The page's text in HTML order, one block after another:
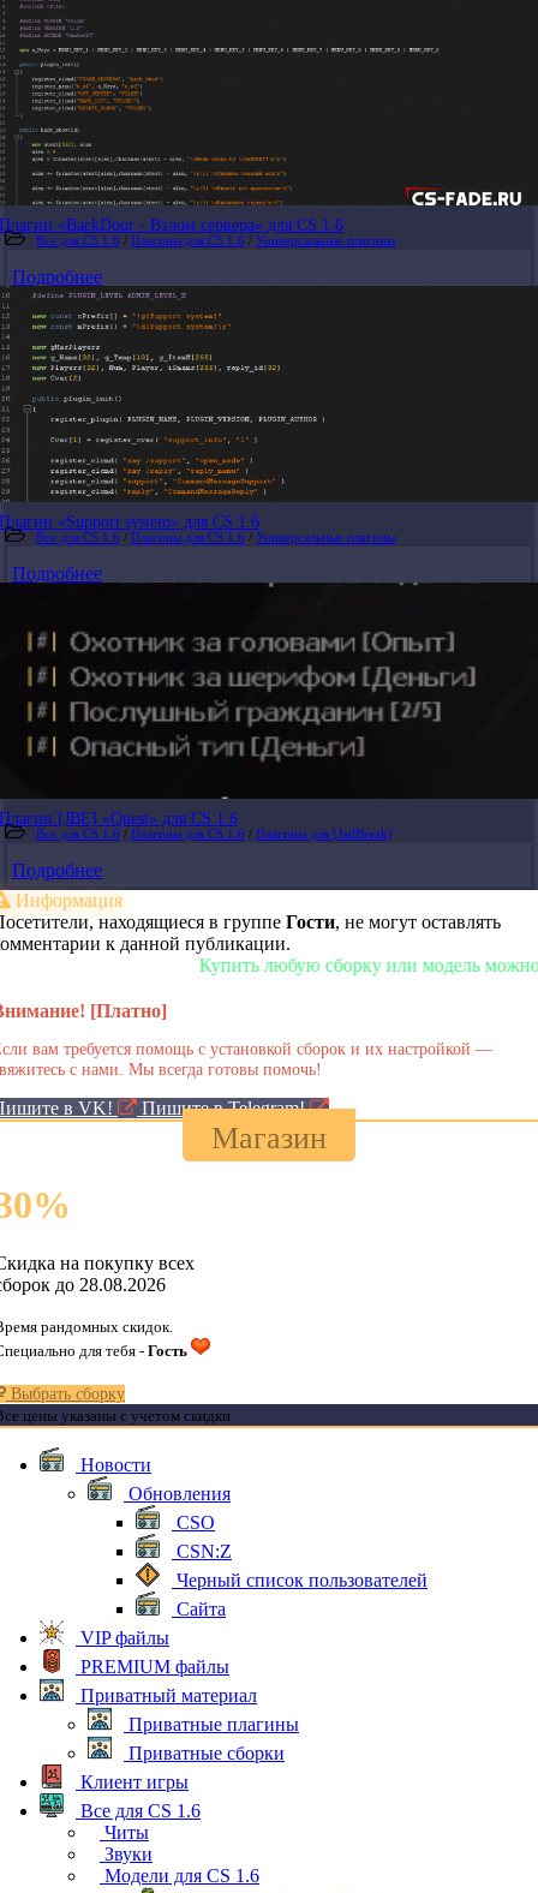
Плагин «BackDoor - Взлом сервера» для CS 1.6
Все для CS 1.6 / Плагины для CS 1.6 / Универсальные плагины
Подробнее
Плагин «Support system» для CS 1.6
Все для CS 1.6 / Плагины для CS 1.6 / Универсальные плагины
Подробнее
Плагин [JBE] «Quest» для CS 1.6
Все для CS 1.6 / Плагины для CS 1.6 / Плагины для [JailBreak]
Подробнее
Информация
находящиеся в группе Гости, не могут оставлять
к данной публикации.
Купить любую сборку или модель можно у
[Платно]
вам требуется помощь с установкой сборок и их настройкой —
с нами. Мы всегда готовы помочь!
в VK! Пишите в Telegram!
Магазин
%
на покупку всех
до 28.08.2026
рандомных скидок.
для тебя - Гость
Выбрать сборку
цены указаны с учетом скидки
Новости
Обновления
CSO
CSN:Z
Черный список пользователей
Сайта
VIP файлы
PREMIUM файлы
Приватный материал
Приватные плагины
Приватные сборки
Клиент игры
Все для CS 1.6
Читы
Звуки
Модели для CS 1.6